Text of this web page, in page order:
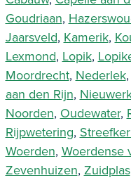
Goudriaan,
Jaarsveld, Kamerik,
Lexmond, Lopik,
Moordrecht, Nederlek,
aan den Rijn,
Noorden, Oudewater,
Rijpwetering,
Woerden, Woerdense
Zevenhuizen, Zuidplas